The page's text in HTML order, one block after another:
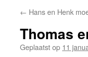
← Hans en Henk
Thomas
Geplaatst op 11